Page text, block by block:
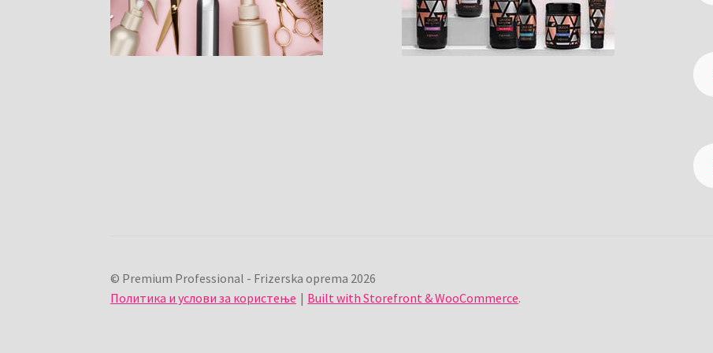
© Premium Professional - Frizerska oprema 2026
Политика и услови за користење
Built with Storefront & WooCommerce.